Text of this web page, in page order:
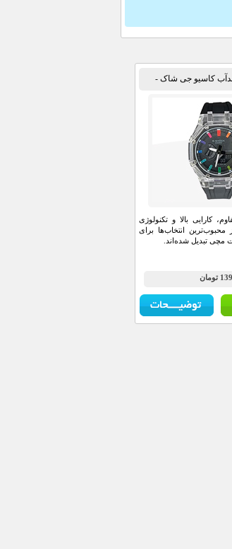
کاسیو جی شاک -
کارایی بالا و تکنولوژی
محبوب‌ترین انتخاب‌ها برای
مچی تبدیل شده‌اند.